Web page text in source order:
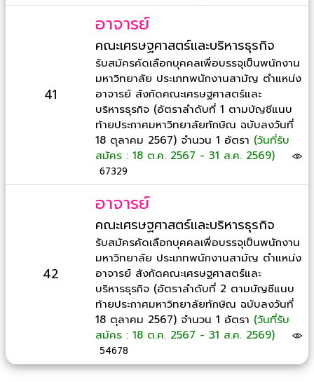
41
อาจารย์
คณะเศรษฐศาสตร์และบริหารธุรกิจ
รับสมัครคัดเลือกบุคคลเพื่อบรรจุเป็นพนักงาน
มหาวิทยาลัย ประเภทพนักงานสามัญ ตำแหน่ง
อาจารย์ สังกัดคณะเศรษฐศาสตร์และ
บริหารธุรกิจ (อัตราลำดับที่ 1 ตามบัญชีแนบ
ท้ายประกาศมหาวิทยาลัยทักษิณ ฉบับลงวันที่
18 ตุลาคม 2567) จำนวน 1 อัตรา (วันที่รับ
สมัคร : 18 ต.ค. 2567 - 31 ส.ค. 2569)
67329
42
อาจารย์
คณะเศรษฐศาสตร์และบริหารธุรกิจ
รับสมัครคัดเลือกบุคคลเพื่อบรรจุเป็นพนักงาน
มหาวิทยาลัย ประเภทพนักงานสามัญ ตำแหน่ง
อาจารย์ สังกัดคณะเศรษฐศาสตร์และ
บริหารธุรกิจ (อัตราลำดับที่ 2 ตามบัญชีแนบ
ท้ายประกาศมหาวิทยาลัยทักษิณ ฉบับลงวันที่
18 ตุลาคม 2567) จำนวน 1 อัตรา (วันที่รับ
สมัคร : 18 ต.ค. 2567 - 31 ส.ค. 2569)
54678